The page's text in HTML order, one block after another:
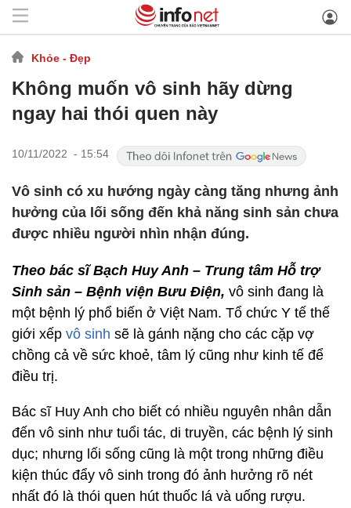
Khỏe - Đẹp
Không muốn vô sinh hãy dừng
ngay hai thói quen này
10/11/2022 - 15:54
Vô sinh có xu hướng ngày càng tăng nhưng ảnh
hưởng của lối sống đến khả năng sinh sản chưa
được nhiều người nhìn nhận đúng.
Theo bác sĩ Bạch Huy Anh – Trung tâm Hỗ trợ
Sinh sản – Bệnh viện Bưu Điện, vô sinh đang là
một bệnh lý phổ biến ở Việt Nam. Tổ chức Y tế thế
giới xếp vô sinh sẽ là gánh nặng cho các cặp vợ
chồng cả về sức khoẻ, tâm lý cũng như kinh tế để
điều trị.
Bác sĩ Huy Anh cho biết có nhiều nguyên nhân dẫn
đến vô sinh như tuổi tác, di truyền, các bệnh lý sinh
dục; nhưng lối sống cũng là một trong những điều
kiện thúc đẩy vô sinh trong đó ảnh hưởng rõ nét
nhất đó là thói quen hút thuốc lá và uống rượu.